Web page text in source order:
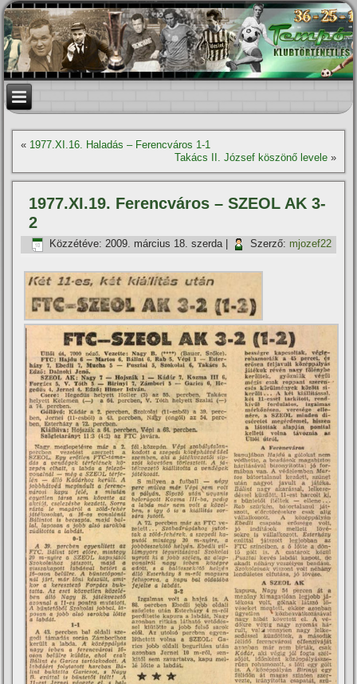
« 1977.XI.16. Haladás – Ferencváros 1-1
Takács II. József köszönő levele»
1977.XI.19. Ferencváros – SZEOL AK 3-
2
Közzétéve: 2009. március 18. szerda| Szerző: mjozef22